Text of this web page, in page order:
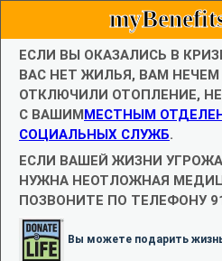
ЕСЛИ ВЫ ОКАЗАЛИСЬ В
ВАС НЕТ ЖИЛЬЯ, ВАМ
ОТКЛЮЧИЛИ ОТОПЛЕНИЕ,
С ВАШИММЕСТНЫМ
СОЦИАЛЬНЫХ СЛУЖБ.
ЕСЛИ ВАШЕЙ ЖИЗНИ
НУЖНА НЕОТЛОЖНАЯ
ПОЗВОНИТЕ ПО ТЕЛЕФОНУ
Вы можете подарить